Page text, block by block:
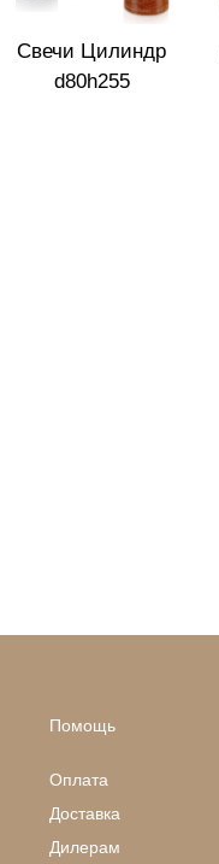
Свечи Цилиндр
d80h255
Помощь
Оплата
Доставка
Дилерам